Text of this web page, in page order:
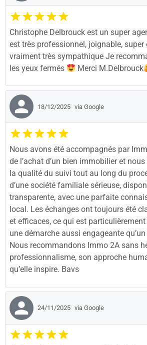
Christophe Delbrouck est un super
est très professionnel, joignable,
vraiment très sympathique Je
les yeux fermés
Merci M.Delbrouck
18/12/2025 via Google
Nous avons été accompagnés par
de l’achat d’un bien immobilier et
la qualité du suivi tout au long du
d’une société familiale sérieuse,
transparente, avec une parfaite
local. Les échanges ont toujours été
et efficaces, ce qui est
une démarche aussi engageante
Nous recommandons Immo 2A sans
professionnalisme, son approche
qu’elle inspire. Bavs
24/11/2025 via Google